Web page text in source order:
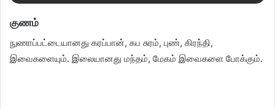
குணம்
நுணாப்பட்டையானது கரப்பான், கப சுரம், புண், கிரந்தி,
இவைகளையும். இலையானது மந்தம், மேகம் இவைகளை போக்கும்.